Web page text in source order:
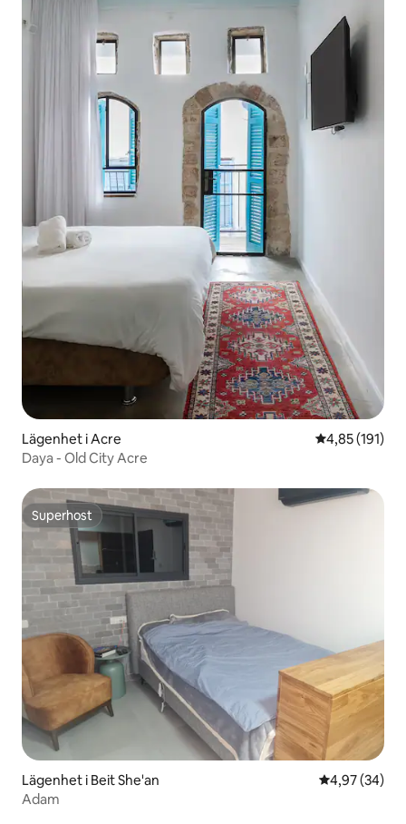
Lägenhet i Acre 4,85 av 5 i
4,85 (191)
Daya - Old City Acre
Superhost
Superhost
Lägenhet i Beit She'an 4,97 av 5 i
4,97 (34)
Adam